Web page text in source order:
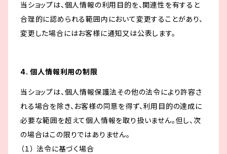
当ショップは、個人情報の利用目的を、関連性を有すると
合理的に認められる範囲内において変更することがあり、
変更した場合にはお客様に通知又は公表します。
4. 個人情報利用の制限
当ショップは、個人情報保護法その他の法令により許容さ
れる場合を除き、お客様の同意を得ず、利用目的の達成に
必要な範囲を超えて個人情報を取り扱いません。但し、次
の場合はこの限りではありません。
（１） 法令に基づく場合